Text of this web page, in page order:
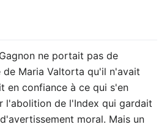
ne portait pas de
Maria Valtorta qu'il n'avait
en confiance à ce qui s'en
l'abolition de l'Index qui gardait
moral. Mais un